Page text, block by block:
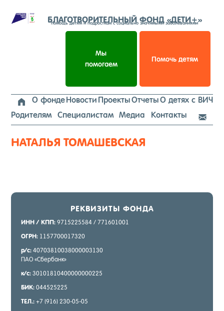
к
содержимому
БЛАГОТВОРИТЕЛЬНЫЙ ФОНД «ДЕТИ+»
помощь детям и подросткам с социально значимыми заболеваниями
Мы
помогаем
Помочь детям
 О фондеНовости ПроектыОтчетыО детях с ВИЧ
Родителям
Специалистам Медиа Контакты 
НАТАЛЬЯ ТОМАШЕВСКАЯ
РЕК­ВИ­ЗИТЫ ФОН­ДА
ИНН / КПП: 9715225584 / 771601001
ОГРН: 1157700017320
р/с: 40703810038000003130
ПАО «Сбер­банк»
к/с: 30101810400000000225
БИК: 044525225
ТЕЛ.: +7 (916) 230-05-05